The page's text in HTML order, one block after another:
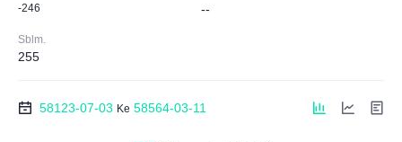
-246
--
Sblm.
255
58123-07-03 Ke 58564-03-11